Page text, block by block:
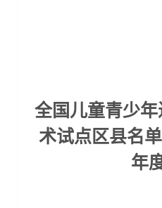
全国儿童青少
术试点区县名
年